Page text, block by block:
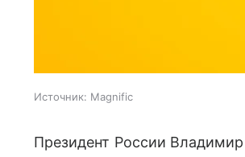
Источник: Magnific
Президент России